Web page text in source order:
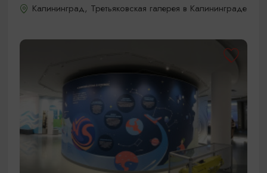
Калининград, Третьяковская галерея в Калининграде